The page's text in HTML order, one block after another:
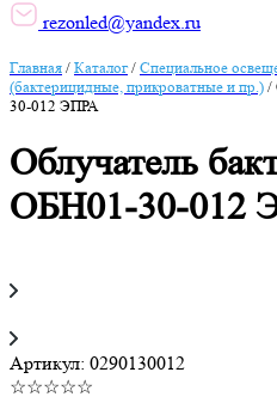
rezonled@yandex.ru
Главная / Каталог/ Специальное
(бактерицидные, прикроватные и пр.) /
30-012 ЭПРА
Облучатель
ОБН01-30-012
Артикул: 0290130012
☆☆☆☆☆